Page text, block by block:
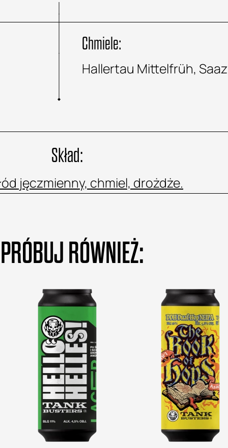
Chmiele:
Hallertau Mittelfrüh, Saaz
Skład:
jęczmienny, chmiel, drożdże.
RÓWNIEŻ: